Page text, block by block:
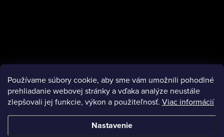
Používame súbory cookie, aby sme vám umožnili pohodlné
prehliadanie webovej stránky a vďaka analýze neustále
zlepšovali jej funkcie, výkon a použiteľnosť. Viac informácií
Nastavenie